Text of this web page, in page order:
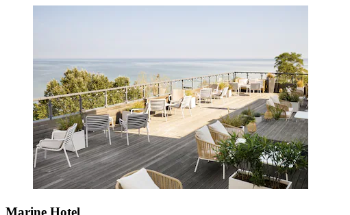
Marine Hotel